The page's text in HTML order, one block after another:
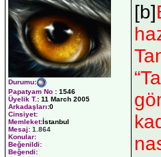
Durumu:
Papatyam No : 1546
Üyelik T.: 11 March 2005
Arkadaşları:0
Cinsiyet:
Memleket:İstanbul
Mesaj: 1.864
Konular:
Beğenildi:
Beğendi:
[b]